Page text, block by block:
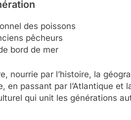
des poissons
pêcheurs
bord de mer
nourrie par l’histoire, la
en passant par l’Atlantique et
qui unit les générations